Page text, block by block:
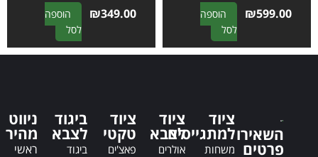
₪599.00
הוספה
לסל
A
l
t
₪349.00
הוספה
לסל
A
l
t
השאירו
פרטים
ציוד
למתגייסים
משחות
ציוד
לצבא
אולרים
ציוד
טקטי
פאצ'ים
ביגוד
לצבא
ביגוד
ניווט
מהיר
ראשי